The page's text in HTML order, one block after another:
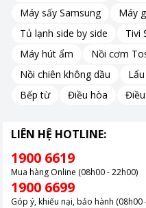
Máy sấy Samsung
Máy
Tủ lạnh side by side
Tivi
Máy hút ẩm
Nồi cơm
Nồi chiên không dầu
Bếp từ
Điều hòa
LIÊN HỆ HOTLINE:
1900 6619
Mua hàng Online (08h00 - 22h00)
1900 6699
Góp ý, khiếu nại, bảo hành (08h00